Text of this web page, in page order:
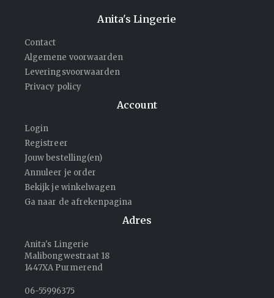
Anita's Lingerie
Contact
Algemene voorwaarden
Leveringsvoorwaarden
Privacy policy
Account
Login
Registreer
Jouw bestelling(en)
Annuleer je order
Bekijk je winkelwagen
Ga naar de afrekenpagina
Adres
Anita's Lingerie
Malibongwestraat 18
1447XA Purmerend
06-55996375